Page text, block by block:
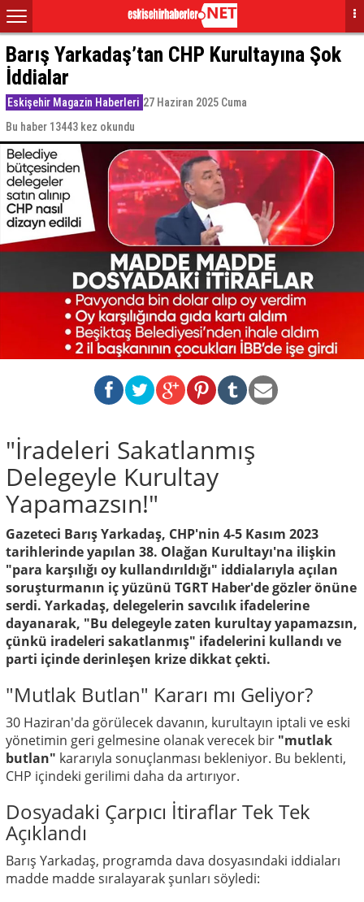
Barış Yarkadaş’tan CHP Kurultayına Şok
İddialar
Eskişehir Magazin Haberleri 27 Haziran 2025 Cuma
Bu haber 13443 kez okundu
"İradeleri Sakatlanmış
Delegeyle Kurultay
Yapamazsın!"
Gazeteci Barış Yarkadaş, CHP'nin 4-5 Kasım 2023
tarihlerinde yapılan 38. Olağan Kurultayı'na ilişkin
"para karşılığı oy kullandırıldığı" iddialarıyla açılan
soruşturmanın iç yüzünü TGRT Haber'de gözler önüne
serdi. Yarkadaş, delegelerin savcılık ifadelerine
dayanarak, "Bu delegeyle zaten kurultay yapamazsın,
çünkü iradeleri sakatlanmış" ifadelerini kullandı ve
parti içinde derinleşen krize dikkat çekti.
"Mutlak Butlan" Kararı mı Geliyor?
30 Haziran'da görülecek davanın, kurultayın iptali ve eski
yönetimin geri gelmesine olanak verecek bir "mutlak
butlan" kararıyla sonuçlanması bekleniyor. Bu beklenti,
CHP içindeki gerilimi daha da artırıyor.
Dosyadaki Çarpıcı İtiraflar Tek Tek
Açıklandı
Barış Yarkadaş, programda dava dosyasındaki iddiaları
madde madde sıralayarak şunları söyledi: